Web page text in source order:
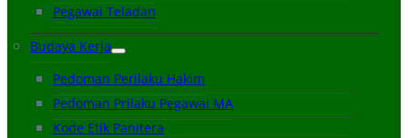
Pegawai Teladan
Budaya Kerja
Pedoman Perilaku Hakim
Pedoman Prilaku Pegawai MA
Kode Etik Panitera